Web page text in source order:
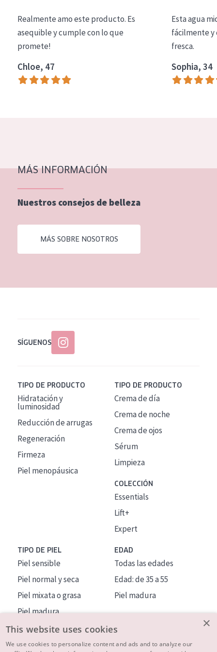
Essentials
Lift+
Expert
Piel madura
Piel menopáusica
EDAD
Realmente amo este producto. Es
asequible y cumple con lo que
promete!
Chloe, 47
Esta agua
fácilmente y
fresca.
Sophia, 34
MÁS INFORMACIÓN
Nuestros consejos de belleza
MÁS SOBRE NOSOTROS
SÍGUENOS
TIPO DE PRODUCTO
Hidratación y
luminosidad
Reducción de arrugas
Regeneración
Firmeza
Piel menopáusica
TIPO DE PRODUCTO
Crema de día
Crema de noche
Crema de ojos
Sérum
Limpieza
COLECCIÓN
Essentials
Lift+
Expert
TIPO DE PIEL
Piel sensible
Piel normal y seca
Piel mixata o grasa
Piel madura
Piel expuesta al sol
Piel menopáusica
EDAD
Todas las edades
Edad: de 35 a 55
Piel madura
×
This website uses cookies
We use cookies to personalize content and ads and to analyze our